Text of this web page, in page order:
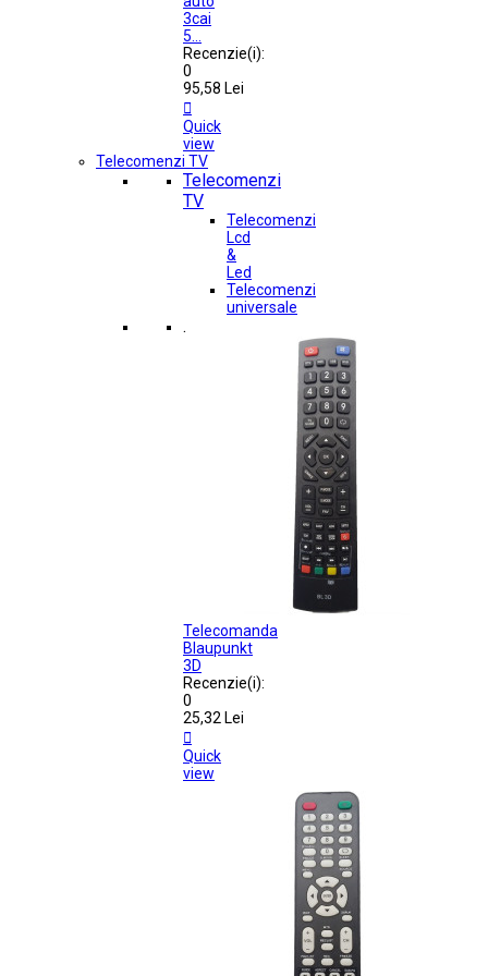
3cai
5...
Recenzie(i):
0
95,58 Lei

Quick
view
Telecomenzi TV
Telecomenzi
TV
Telecomenzi
Lcd
&
Led
Telecomenzi
universale
.
Telecomanda
Blaupunkt
3D
Recenzie(i):
0
25,32 Lei

Quick
view